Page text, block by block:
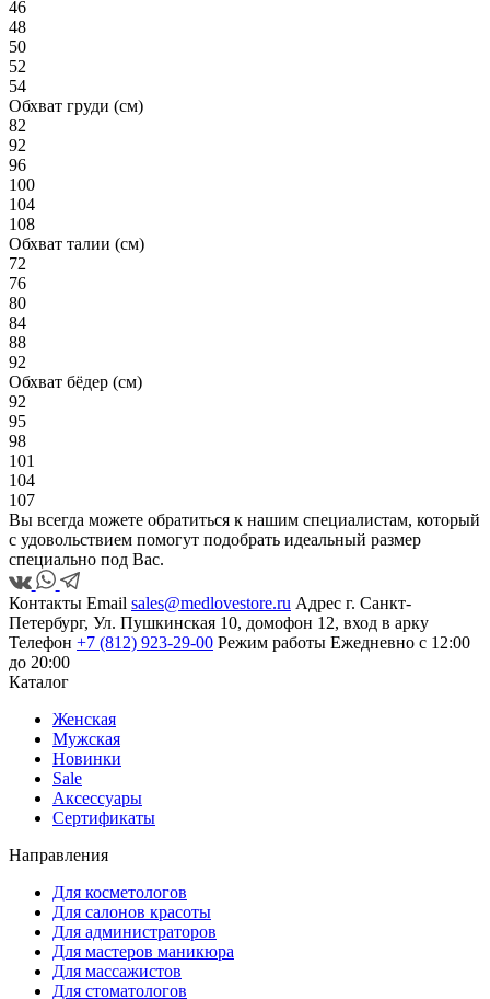
46
48
50
52
54
Обхват груди (см)
82
92
96
100
104
108
Обхват талии (см)
72
76
80
84
88
92
Обхват бёдер (см)
92
95
98
101
104
107
Вы всегда можете обратиться к нашим специалистам, который
с удовольствием помогут подобрать идеальный размер
специально под Вас.
Контакты Email sales@medlovestore.ru Адрес г. Санкт-
Петербург, Ул. Пушкинская 10, домофон 12, вход в арку
Телефон +7 (812) 923-29-00 Режим работы Ежедневно с 12:00
до 20:00
Каталог
Женская
Мужская
Новинки
Sale
Аксессуары
Сертификаты
Направления
Для косметологов
Для салонов красоты
Для администраторов
Для мастеров маникюра
Для массажистов
Для стоматологов